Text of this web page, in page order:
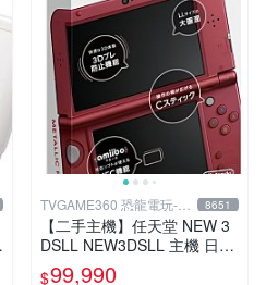
TVGAME360 恐龍電玩-台
中店
8651
【二手主機】任天堂 NEW 3
DSLL NEW3DSLL 主機 日文
版 日本機 金屬紅 附原廠充電
$99,990